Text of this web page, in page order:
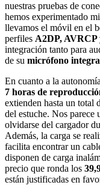
nuestras pruebas de
hemos experimentado
llevamos el móvil en el
perfiles A2DP, AVRCP
integración tanto para
de su micrófono
En cuanto a la
7 horas de
extienden hasta un total
del estuche. Nos parece
olvidarse del cargador
Además, la carga se
facilita encontrar un
disponen de carga
precio que ronda los
están justificadas en